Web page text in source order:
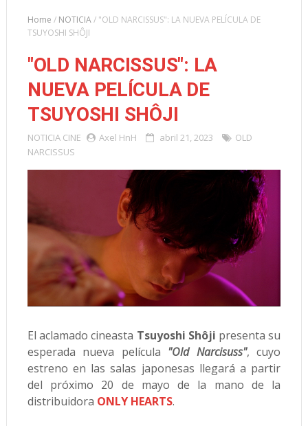
Home / NOTICIA/ "OLD NARCISSUS": LA NUEVA PELÍCULA DE
TSUYOSHI SHÔJI
"OLD NARCISSUS": LA
NUEVA PELÍCULA DE
TSUYOSHI SHÔJI
NOTICIA CINE Axel HnH abril 21, 2023
OLD
NARCISSUS
El aclamado cineasta Tsuyoshi Shôji presenta su
esperada nueva película "Old Narcisuss", cuyo
estreno en las salas japonesas llegará a partir
del próximo 20 de mayo de la mano de la
distribuidora ONLY HEARTS.